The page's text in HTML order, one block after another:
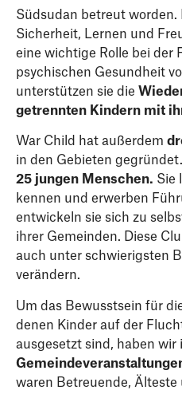
Südsudan betreut worden.
Sicherheit, Lernen und
eine wichtige Rolle bei der
psychischen Gesundheit
unterstützen sie die
getrennten Kindern mit
War Child hat außerdem
in den Gebieten
25 jungen Menschen. Sie
kennen und erwerben
entwickeln sie sich zu
ihrer Gemeinden. Diese
auch unter schwierigsten
verändern.
Um das Bewusstsein für
denen Kinder auf der
ausgesetzt sind, haben wir
waren Betreuende,